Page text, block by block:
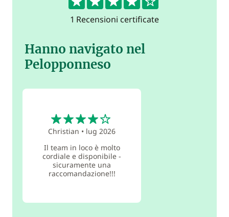
1 Recensioni certificate
Hanno navigato nel
Pelopponneso
Christian • lug 2026
Il team in loco è molto
cordiale e disponibile -
sicuramente una
raccomandazione!!!